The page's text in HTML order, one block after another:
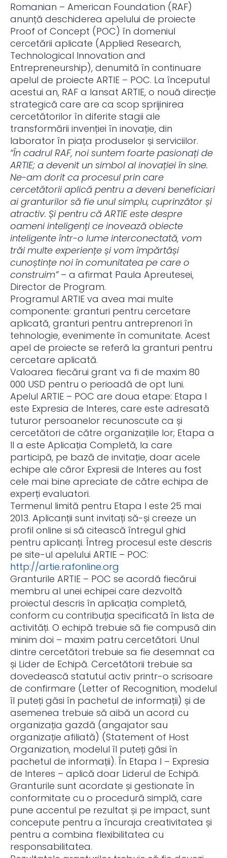
Romanian – American Foundation (RAF)
anunță deschiderea apelului de proiecte
Proof of Concept (POC) în domeniul
cercetării aplicate (Applied Research,
Technological Innovation and
Entrepreneurship), denumită în continuare
apelul de proiecte ARTIE – POC. La începutul
acestui an, RAF a lansat ARTIE, o nouă direcție
strategică care are ca scop sprijinirea
cercetătorilor în diferite stagii ale
transformării invenției în inovație, din
laborator în piața produselor și serviciilor.
“În cadrul RAF, noi suntem foarte pasionați de
ARTIE; a devenit un simbol al inovației în sine.
Ne-am dorit ca procesul prin care
cercetătorii aplică pentru a deveni beneficiari
ai granturilor să fie unul simplu, cuprinzător și
atractiv. Și pentru că ARTIE este despre
oameni inteligenți ce inovează obiecte
inteligente într-o lume interconectată, vom
trăi multe experiențe și vom împărtăși
cunoștințe noi în comunitatea pe care o
construim”– a afirmat Paula Apreutesei,
Director de Program.
Programul ARTIE va avea mai multe
componente: granturi pentru cercetare
aplicată, granturi pentru antreprenori în
tehnologie, evenimente în comunitate. Acest
apel de proiecte se referă la granturi pentru
cercetare aplicată.
Valoarea fiecărui grant va fi de maxim 80
000 USD pentru o perioadă de opt luni.
Apelul ARTIE – POC are doua etape: Etapa I
este Expresia de Interes, care este adresată
tuturor persoanelor recunoscute ca și
cercetători de către organizațiile lor; Etapa a
II a este Aplicația Completă, la care
participă, pe bază de invitație, doar acele
echipe ale căror Expresii de Interes au fost
cele mai bine apreciate de către echipa de
experți evaluatori.
Termenul limită pentru Etapa I este 25 mai
2013. Aplicanții sunt invitați să-și creeze un
profil online si să citească întregul ghid
pentru aplicanți. Întreg procesul este descris
pe site-ul apelului ARTIE – POC:
http://artie.rafonline.org
Granturile ARTIE – POC se acordă fiecărui
membru al unei echipei care dezvoltă
proiectul descris în aplicația completă,
conform cu contribuția specificată în lista de
activități. O echipă trebuie să fie compusă din
minim doi – maxim patru cercetători. Unul
dintre cercetători trebuie sa fie desemnat ca
și Lider de Echipă. Cercetătorii trebuie sa
dovedească statutul activ printr-o scrisoare
de confirmare (Letter of Recognition, modelul
îl puteți găsi în pachetul de informații) și de
asemenea trebuie să aibă un acord cu
organizația gazdă (angajator sau
organizație afiliată) (Statement of Host
Organization, modelul îl puteți găsi în
pachetul de informații). În Etapa I – Expresia
de Interes – aplică doar Liderul de Echipă.
Granturile sunt acordate și gestionate în
conformitate cu o procedură simplă, care
pune accentul pe rezultat și pe impact, sunt
concepute pentru a încuraja creativitatea și
pentru a combina flexibilitatea cu
responsabilitatea.